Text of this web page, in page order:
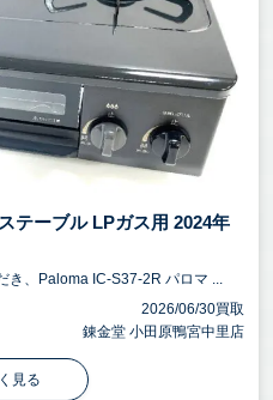
テーブル LPガス用 2024年
き、Paloma IC-S37-2R パロマ ...
2026/06/30買取
錬金堂 小田原鴨宮中里店
見る